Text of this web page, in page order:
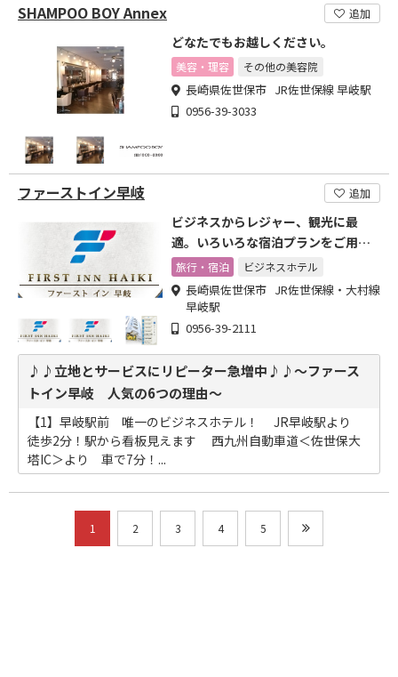
SHAMPOO BOY Annex 追加
どなたでもお越しください。
美容・理容 その他の美容院
長崎県佐世保市 JR佐世保線 早岐駅
0956-39-3033
ファーストイン早岐 追加
ビジネスからレジャー、観光に最
適。いろいろな宿泊プランをご用意
しています。
旅行・宿泊 ビジネスホテル
長崎県佐世保市 JR佐世保線・大村線
早岐駅
0956-39-2111
♪♪立地とサービスにリピーター急増中♪♪～ファース
トイン早岐 人気の6つの理由～
【1】早岐駅前 唯一のビジネスホテル！ JR早岐駅より
徒歩2分！駅から看板見えます 西九州自動車道＜佐世保大
塔IC＞より 車で7分！...
1 2 3 4 5